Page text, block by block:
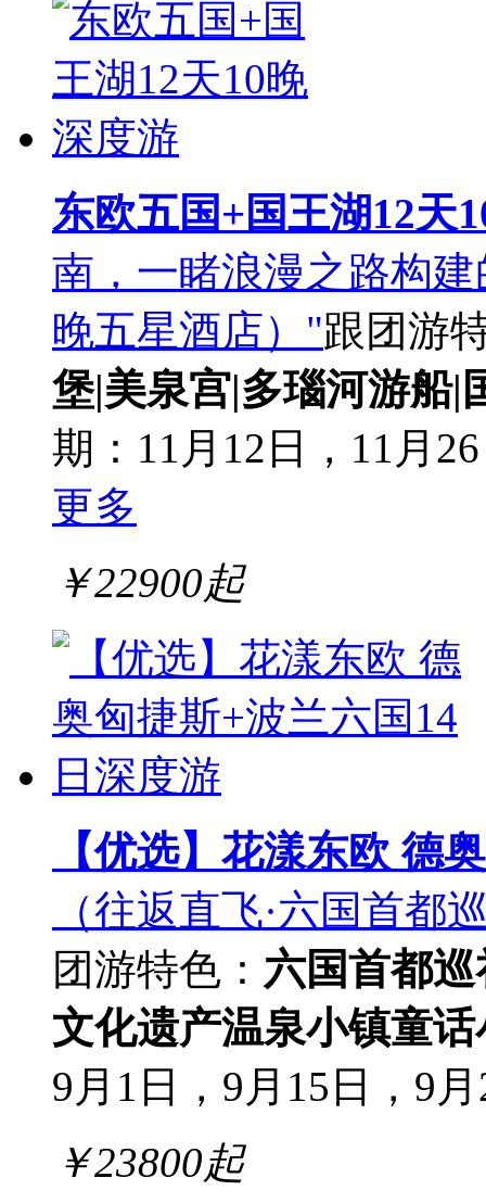
东欧五国+国王湖12天
南，一睹浪漫之路构
晚五星酒店）"跟团游
堡|美泉宫|多瑙河游船|
期：11月12日，11月
更多
￥22900起
【优选】花漾东欧 德
（往返直飞·六国首都
团游特色： 六国首都巡
文化遗产温泉小镇童话
9月1日，9月15日，9
￥23800起